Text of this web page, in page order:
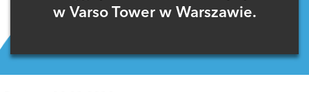
w Varso Tower w Warszawie.